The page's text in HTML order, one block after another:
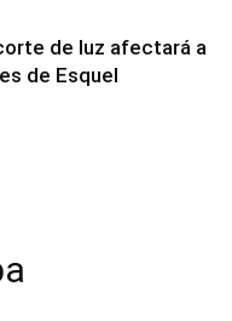
de luz afectará a
de Esquel